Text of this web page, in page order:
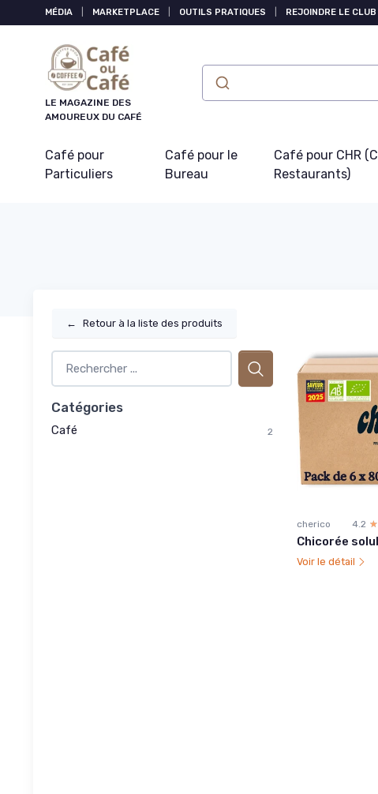
MÉDIA MARKETPLACE OUTILS PRATIQUES REJOINDRE LE CLUB
LE MAGAZINE DES
AMOUREUX DU CAFÉ
Café pour
Particuliers
Café pour le
Bureau
Café pour CHR
Restaurants)
← Retour à la liste des produits
Catégories
Café 2
cherico 4.2
Chicorée
Voir le détail
Panneau de gestion des cookies